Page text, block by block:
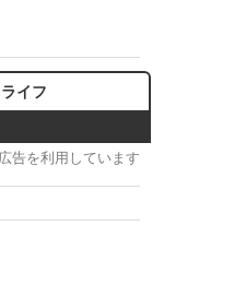
ライフ
告を利用しています